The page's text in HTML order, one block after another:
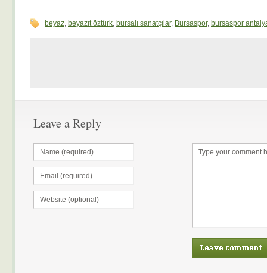
beyaz, beyazıt öztürk, bursalı sanatçılar, Bursaspor, bursaspor
Leave a Reply